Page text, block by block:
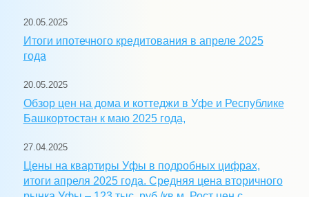
20.05.2025
Итоги ипотечного кредитования в апреле 2025
года
20.05.2025
Обзор цен на дома и коттеджи в Уфе и Республике
Башкортостан к маю 2025 года,
27.04.2025
Цены на квартиры Уфы в подробных цифрах,
итоги апреля 2025 года. Средняя цена вторичного